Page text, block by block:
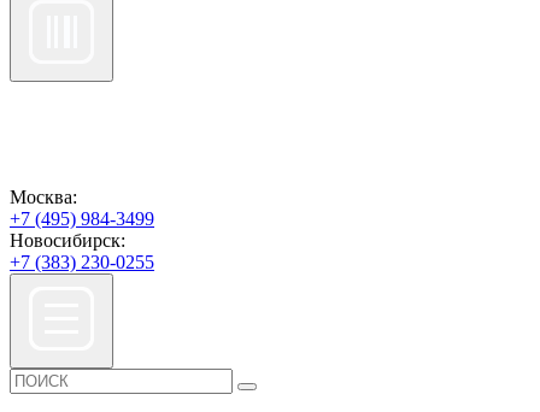
Москва:
+7 (495) 984-3499
Новосибирск:
+7 (383) 230-0255